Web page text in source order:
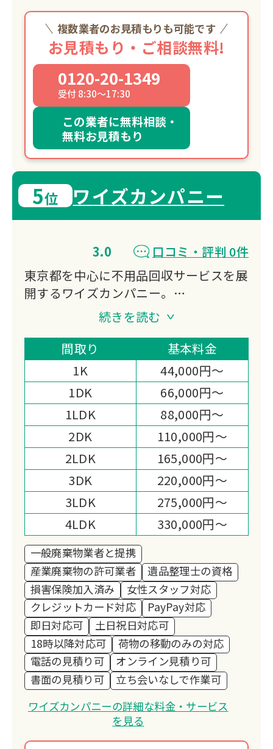
と温かさを忘れず、これからも地域の皆
さまと共に歩んでまいります。
複数業者のお見積もりも可能です
お見積もり・ご相談無料!
0120-20-1349
受付 8:30～17:30
この業者に無料相談・
無料お見積もり
5位 ワイズカンパニー
3.0
口コミ・評判 0件
東京都を中心に不用品回収サービスを展
開するワイズカンパニー。
即日対応可能なスピーディーな回収体制
一般家庭から事業所まで、あらゆる不用
品の処分をサポート。
明瞭な料金体系と丁寧な対応で、お客様
の「困った」を迅速に解決いたします。
続きを読む
間取り
基本料金
1K
44,000円～
1DK
66,000円～
1LDK
88,000円～
2DK
110,000円～
2LDK
165,000円～
3DK
220,000円～
3LDK
275,000円～
4LDK
330,000円～
一般廃棄物業者と提携
産業廃棄物の許可業者
遺品整理士の資格
損害保険加入済み
女性スタッフ対応
クレジットカード対応
PayPay対応
即日対応可
土日祝日対応可
18時以降対応可
荷物の移動のみの対応
電話の見積り可
オンライン見積り可
書面の見積り可
立ち会いなしで作業可
ワイズカンパニーの詳細な料金・サービス
を見る